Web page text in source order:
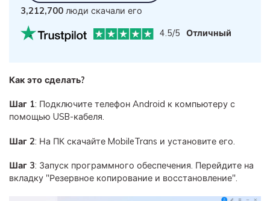
3,212,700 люди скачали его
4.5/5 Отличный
Как это сделать?
Шаг 1: Подключите телефон Android к компьютеру с
помощью USB-кабеля.
Шаг 2: На ПК скачайте MobileTrans и установите его.
Шаг 3: Запуск программного обеспечения. Перейдите на
вкладку "Резервное копирование и восстановление".